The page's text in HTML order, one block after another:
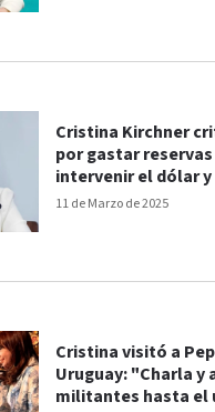
11 de Marzo de 2025
Cristina Kirchner
por gastar
intervenir el dólar y
Bahía Blanca
Cristina visitó a
Uruguay: "Charla y
militantes